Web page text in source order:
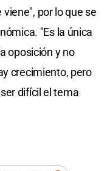
por lo que se
"Es la única
oposición y no
crecimiento, pero
difícil el tema